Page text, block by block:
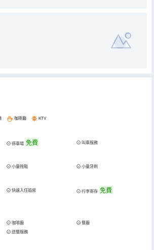
咖啡廳 KTV
停車場 免費 叫車服務
小童拖鞋 小童牙刷
快速入住退房 行李寄存 免費
咖啡廳
餐廳
送餐服務